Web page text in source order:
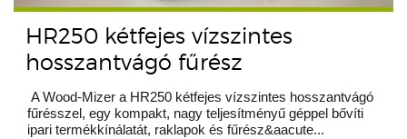
HR250 kétfejes vízszintes
hosszantvágó fűrész
A Wood-Mizer a HR250 kétfejes vízszintes hosszantvágó
fűrésszel, egy kompakt, nagy teljesítményű géppel bővíti
ipari termékkínálatát, raklapok és fűrész&aacute...